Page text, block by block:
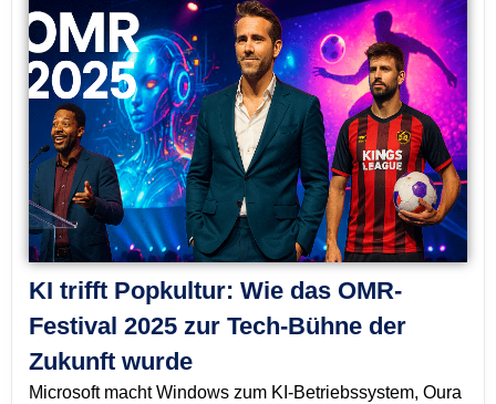
KI trifft Popkultur: Wie das OMR-
Festival 2025 zur Tech-Bühne der
Zukunft wurde
Microsoft macht Windows zum KI-Betriebssystem, Oura